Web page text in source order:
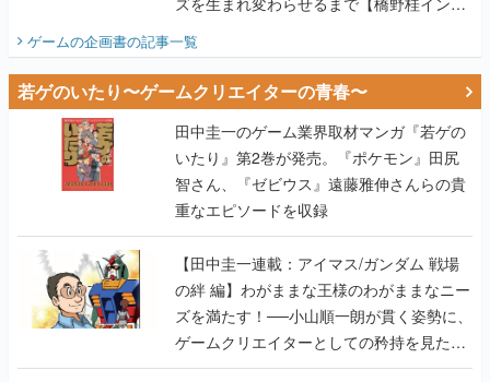
ゲームの企画書の記事一覧
若ゲのいたり〜ゲームクリエイターの青春〜
田中圭一のゲーム業界取材マンガ『若ゲの
いたり』第2巻が発売。『ポケモン』田尻
智さん、『ゼビウス』遠藤雅伸さんらの貴
重なエピソードを収録
【田中圭一連載：アイマス/ガンダム 戦場
の絆 編】わがままな王様のわがままなニー
ズを満たす！──小山順一朗が貫く姿勢に、
ゲームクリエイターとしての矜持を見た
【若ゲのいたり最終回】